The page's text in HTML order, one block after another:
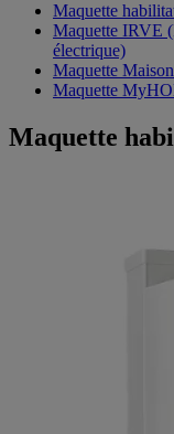
Maquette
Maquette IRVE
électrique)
Maquette
Maquette
Maquette